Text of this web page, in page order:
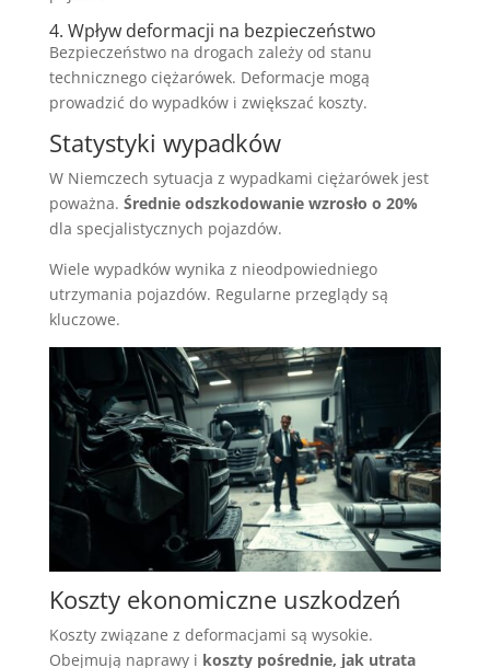
4. Wpływ deformacji na bezpieczeństwo
Bezpieczeństwo na drogach zależy od stanu
technicznego ciężarówek. Deformacje mogą
prowadzić do wypadków i zwiększać koszty.
Statystyki wypadków
W Niemczech sytuacja z wypadkami ciężarówek jest
poważna. Średnie odszkodowanie wzrosło o 20%
dla specjalistycznych pojazdów.
Wiele wypadków wynika z nieodpowiedniego
utrzymania pojazdów. Regularne przeglądy są
kluczowe.
Koszty ekonomiczne uszkodzeń
Koszty związane z deformacjami są wysokie.
Obejmują naprawy i koszty pośrednie, jak utrata